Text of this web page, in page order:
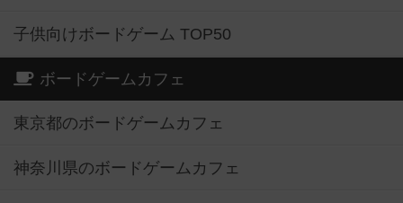
子供向けボードゲーム TOP50
ボードゲームカフェ
東京都のボードゲームカフェ
神奈川県のボードゲームカフェ